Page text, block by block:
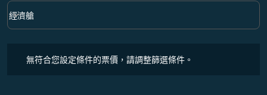
艙等 option 經濟艙 Selected
經濟艙
keyboard_arrow_down
無符合您設定條件的票價，請調整篩選條件。